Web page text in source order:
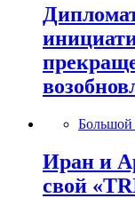
Большой
Иран и
свой